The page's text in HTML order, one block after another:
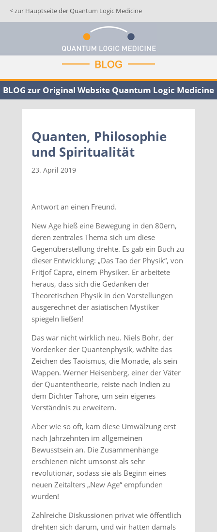
< zur Hauptseite der Quantum Logic Medicine
BLOG zur Original Website Quantum Logic Medicine
Quanten, Philosophie
und Spiritualität
23. April 2019
Antwort an einen Freund.
New Age hieß eine Bewegung in den 80ern,
deren zentrales Thema sich um diese
Gegenüberstellung drehte. Es gab ein Buch zu
dieser Entwicklung: „Das Tao der Physik“, von
Fritjof Capra, einem Physiker. Er arbeitete
heraus, dass sich die Gedanken der
Theoretischen Physik in den Vorstellungen
ausgerechnet der asiatischen Mystiker
spiegeln ließen!
Das war nicht wirklich neu. Niels Bohr, der
Vordenker der Quantenphysik, wählte das
Zeichen des Taoismus, die Monade, als sein
Wappen. Werner Heisenberg, einer der Väter
der Quantentheorie, reiste nach Indien zu
dem Dichter Tahore, um sein eigenes
Verständnis zu erweitern.
Aber wie so oft, kam diese Umwälzung erst
nach Jahrzehnten im allgemeinen
Bewusstsein an. Die Zusammenhänge
erschienen nicht umsonst als sehr
revolutionär, sodass sie als Beginn eines
neuen Zeitalters „New Age“ empfunden
wurden!
Zahlreiche Diskussionen privat wie öffentlich
drehten sich darum, und wir hatten damals